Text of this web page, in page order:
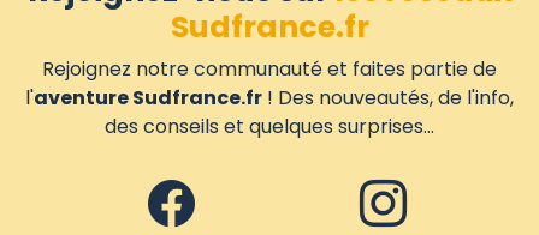
Sudfrance.fr
Rejoignez notre communauté et faites partie de
l'aventure Sudfrance.fr ! Des nouveautés, de l'info,
des conseils et quelques surprises...